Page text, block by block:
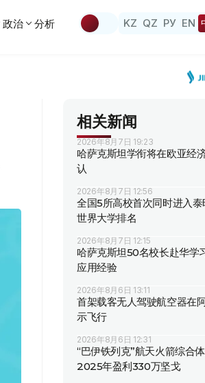
政治 分析 KZ QZ РУ EN
相关新闻
2026年8月7日 19:23
哈萨克斯坦学衔将在欧亚经
认
2026年8月7日 12:56
全国5所高校首次同时进入
世界大学排名
2026年8月7日 12:15
哈萨克斯坦50名校长赴华学
应用经验
2026年8月6日 13:11
首架载客无人驾驶航空器在
示飞行
2026年8月6日 12:31
“巴伊铁列克”航天火箭综合
2025年盈利330万坚戈